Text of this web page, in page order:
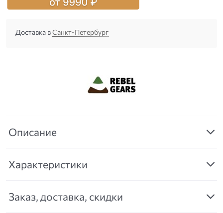
Доставка вСанкт-Петербург
Описание
Характеристики
Заказ, доставка, скидки